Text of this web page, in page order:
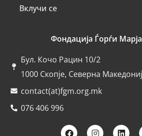
Вклучи се
Фондација Ѓорѓи
Бул. Кочо Рацин 10/2
1000 Скопје, Северна
contact(at)fgm.org.mk
076 406 996